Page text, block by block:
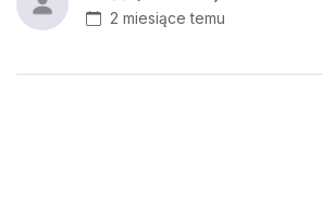
2 miesiące temu